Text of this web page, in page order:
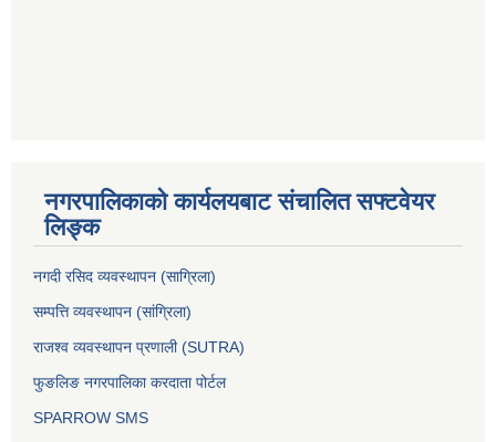
नगरपालिकाको कार्यलयबाट संचालित सफ्टवेयर
लिङ्क
नगदी रसिद व्यवस्थापन (साग्रिला)
सम्पत्ति व्यवस्थापन (सांग्रिला)
राजश्व व्यवस्थापन प्रणाली (SUTRA)
फुङलिङ नगरपालिका करदाता पोर्टल
SPARROW SMS